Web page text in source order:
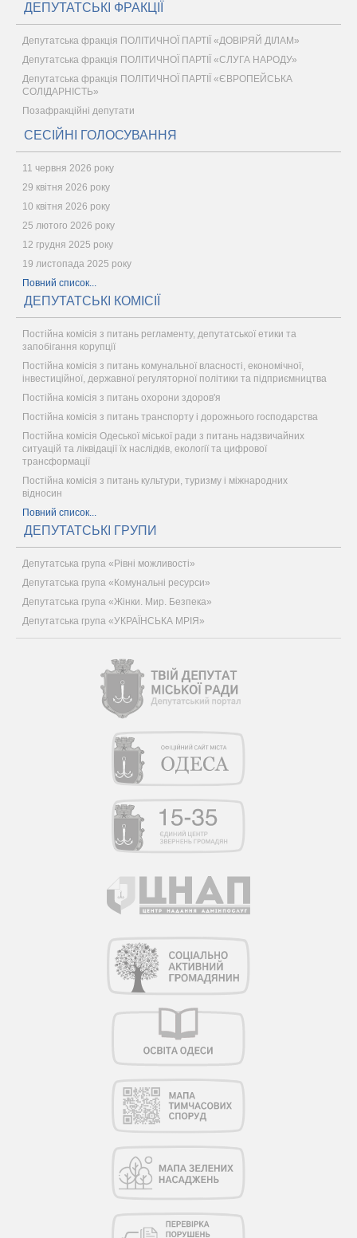
ДЕПУТАТСЬКІ ФРАКЦІЇ
Депутатська фракція ПОЛІТИЧНОЇ ПАРТІЇ «ДОВІРЯЙ ДІЛАМ»
Депутатська фракція ПОЛІТИЧНОЇ ПАРТІЇ «СЛУГА НАРОДУ»
Депутатська фракція ПОЛІТИЧНОЇ ПАРТІЇ «ЄВРОПЕЙСЬКА
СОЛІДАРНІСТЬ»
Позафракційні депутати
СЕСІЙНІ ГОЛОСУВАННЯ
11 червня 2026 року
29 квітня 2026 року
10 квітня 2026 року
25 лютого 2026 року
12 грудня 2025 року
19 листопада 2025 року
Повний список...
ДЕПУТАТСЬКІ КОМІСІЇ
Постійна комісія з питань регламенту, депутатської етики та
запобігання корупції
Постійна комісія з питань комунальної власності, економічної,
інвестиційної, державної регуляторної політики та підприємництва
Постійна комісія з питань охорони здоров'я
Постійна комісія з питань транспорту і дорожнього господарства
Постійна комісія Одеської міської ради з питань надзвичайних
ситуацій та ліквідації їх наслідків, екології та цифрової
трансформації
Постійна комісія з питань культури, туризму і міжнародних
відносин
Повний список...
ДЕПУТАТСЬКІ ГРУПИ
Депутатська група «Рівні можливості»
Депутатська група «Комунальні ресурси»
Депутатська група «Жінки. Мир. Безпека»
Депутатська група «УКРАЇНСЬКА МРІЯ»